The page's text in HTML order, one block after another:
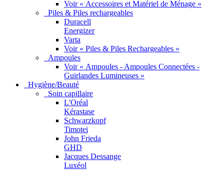
Voir « Accessoires et Matériel de Ménage »
Piles & Piles rechargeables
Duracell
Energizer
Varta
Voir « Piles & Piles Rechargeables »
Ampoules
Voir « Ampoules - Ampoules Connectées -
Guirlandes Lumineuses »
Hygiène/Beauté
Soin capillaire
L'Oréal
Kérastase
Schwarzkopf
Timotei
John Frieda
GHD
Jacques Dessange
Luxéol